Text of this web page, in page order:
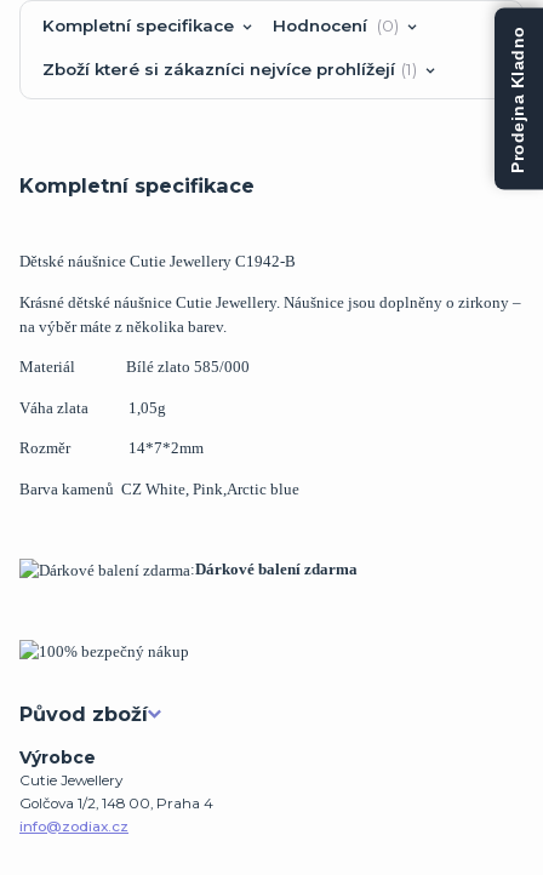
Kompletní specifikace Hodnocení 0
Zboží které si zákazníci nejvíce prohlížejí 1
Kompletní specifikace
Dětské náušnice Cutie Jewellery C1942-B
Krásné dětské náušnice Cutie Jewellery. Náušnice jsou doplněny o zirkony –
na výběr máte z několika barev.
Materiál Bílé zlato 585/000
Váha zlata 1,05g
Rozměr 14*7*2mm
Barva kamenů CZ White, Pink,Arctic blue
:Dárkové balení zdarma
Původ zboží
Výrobce
Cutie Jewellery
Golčova 1/2, 148 00, Praha 4
info@zodiax.cz
Prodejna Kladno